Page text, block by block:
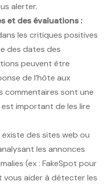
alerter.
et des évaluations :
les critiques positives
des dates des
peuvent être
de l’hôte aux
commentaires sont une
est important de les lire
existe des sites web ou
les annonces
(ex : FakeSpot pour
vous aider à détecter les